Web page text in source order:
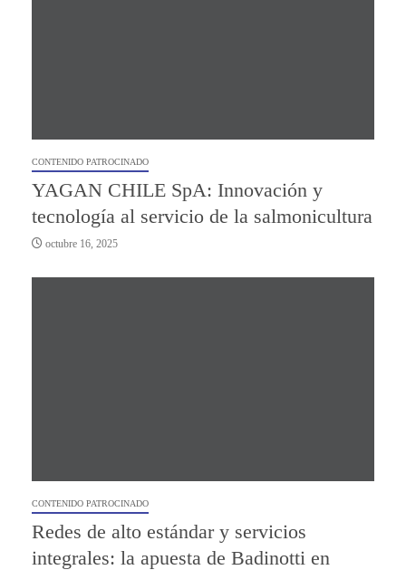
CONTENIDO PATROCINADO
YAGAN CHILE SpA: Innovación y
tecnología al servicio de la salmonicultura
octubre 16, 2025
CONTENIDO PATROCINADO
Redes de alto estándar y servicios
integrales: la apuesta de Badinotti en